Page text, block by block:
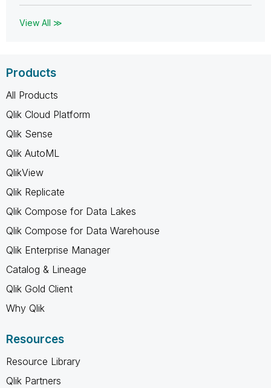
View All ≫
Products
All Products
Qlik Cloud Platform
Qlik Sense
Qlik AutoML
QlikView
Qlik Replicate
Qlik Compose for Data Lakes
Qlik Compose for Data Warehouse
Qlik Enterprise Manager
Catalog & Lineage
Qlik Gold Client
Why Qlik
Resources
Resource Library
Qlik Partners